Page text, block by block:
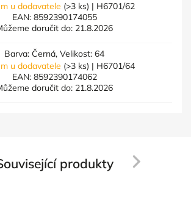
u dodavatele (>3 ks) | H6701/62
EAN: 8592390174055
doručit do: 21.8.2026
Barva: Černá, Velikost: 64
u dodavatele (>3 ks) | H6701/64
EAN: 8592390174062
doručit do: 21.8.2026
produkty Next